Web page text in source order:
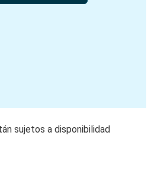
sujetos a disponibilidad